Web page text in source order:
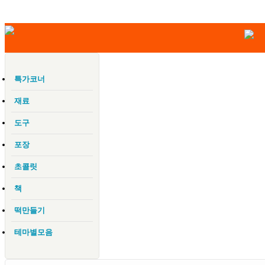
특가코너
재료
도구
포장
초콜릿
책
떡만들기
테마별모음